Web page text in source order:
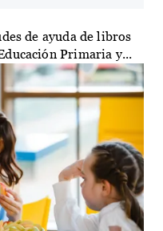
de ayuda de libros
Primaria y...